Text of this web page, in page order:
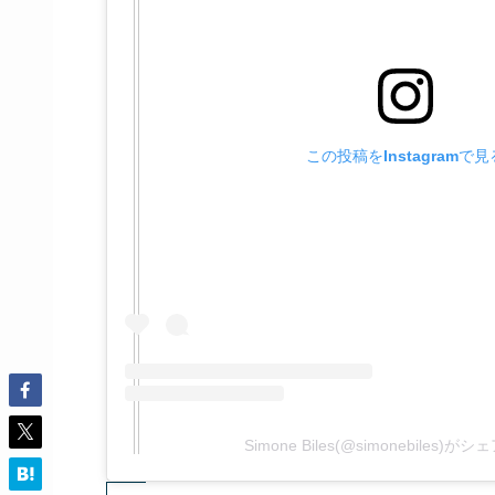
この投稿をInstagramで見
Simone Biles(@simonebiles)がシェ